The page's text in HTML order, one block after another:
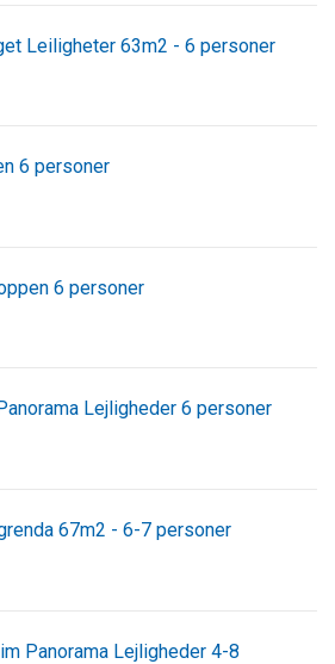
Leiligheter 63m2 - 6 personer
6 personer
6 personer
Lejligheder 6 personer
67m2 - 6-7 personer
Panorama Lejligheder 4-8